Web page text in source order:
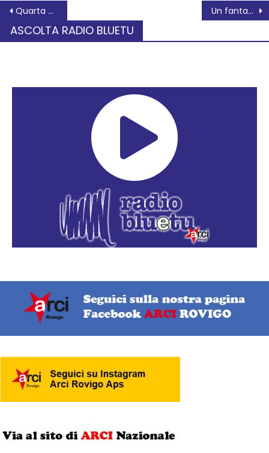
Quarta giornata del festival Rovigo Cello City Un fantasma si aggira per l’ospedale San Luca di Trecenta?
ASCOLTA RADIO BLUETU